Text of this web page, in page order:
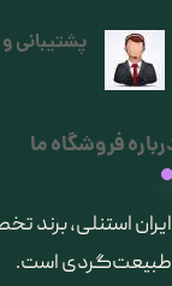
فروشگاه ما
​ایران استنلی،
طبیعت‌گردی است.
پشتیبانی